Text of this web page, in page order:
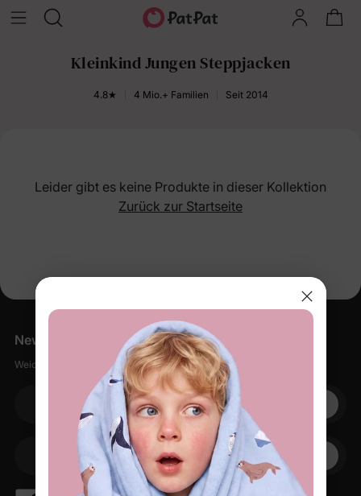
Kleinkind Jungen Steppjacken
4.8★ 4 Mio.+ Familien Seit 2014
Leider gibt es keine Produkte in dieser Kollektion
Zurück zur Startseite
Newsletter
Weiche Sachen, kleine Rabatte, null Spam.
Ihre E-Mail
Ihr Telefon